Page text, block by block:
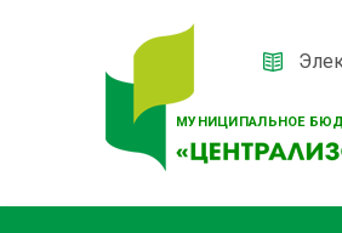
МУНИЦИПАЛЬНОЕ